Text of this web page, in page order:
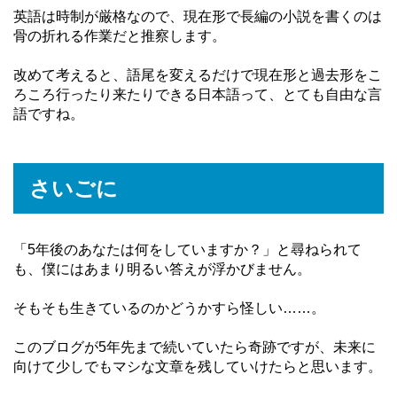
英語は時制が厳格なので、現在形で長編の小説を書くのは
骨の折れる作業だと推察します。
改めて考えると、語尾を変えるだけで現在形と過去形をこ
ろころ行ったり来たりできる日本語って、とても自由な言
語ですね。
さいごに
「5年後のあなたは何をしていますか？」と尋ねられて
も、僕にはあまり明るい答えが浮かびません。
そもそも生きているのかどうかすら怪しい……。
このブログが5年先まで続いていたら奇跡ですが、未来に
向けて少しでもマシな文章を残していけたらと思います。